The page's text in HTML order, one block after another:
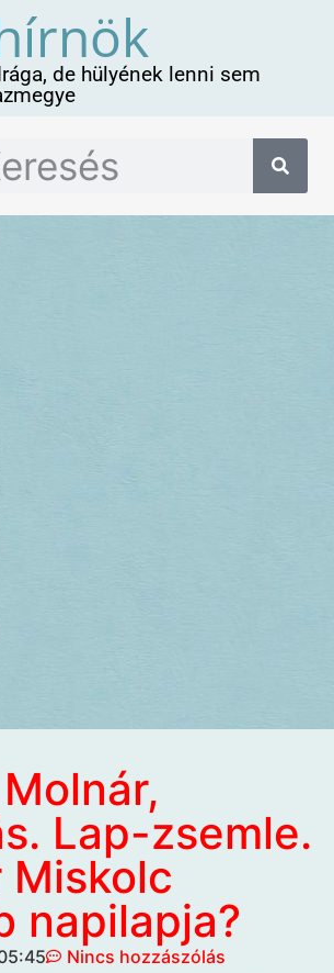
de hülyének lenni sem
Lap-zsemle.
Miskolc
napilapja?
Nincs hozzászólás